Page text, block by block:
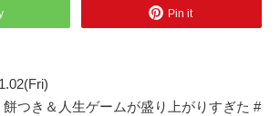
Pin it
つき＆人生ゲームが盛り上がりすぎた #